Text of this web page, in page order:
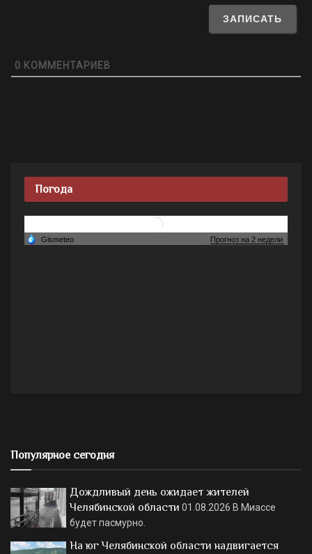
0 КОММЕНТАРИЕВ
Погода
Популярное сегодня
Дождливый день ожидает жителей
Челябинской области 01.08.2026 В Миассе
будет пасмурно.
На юг Челябинской области надвигается